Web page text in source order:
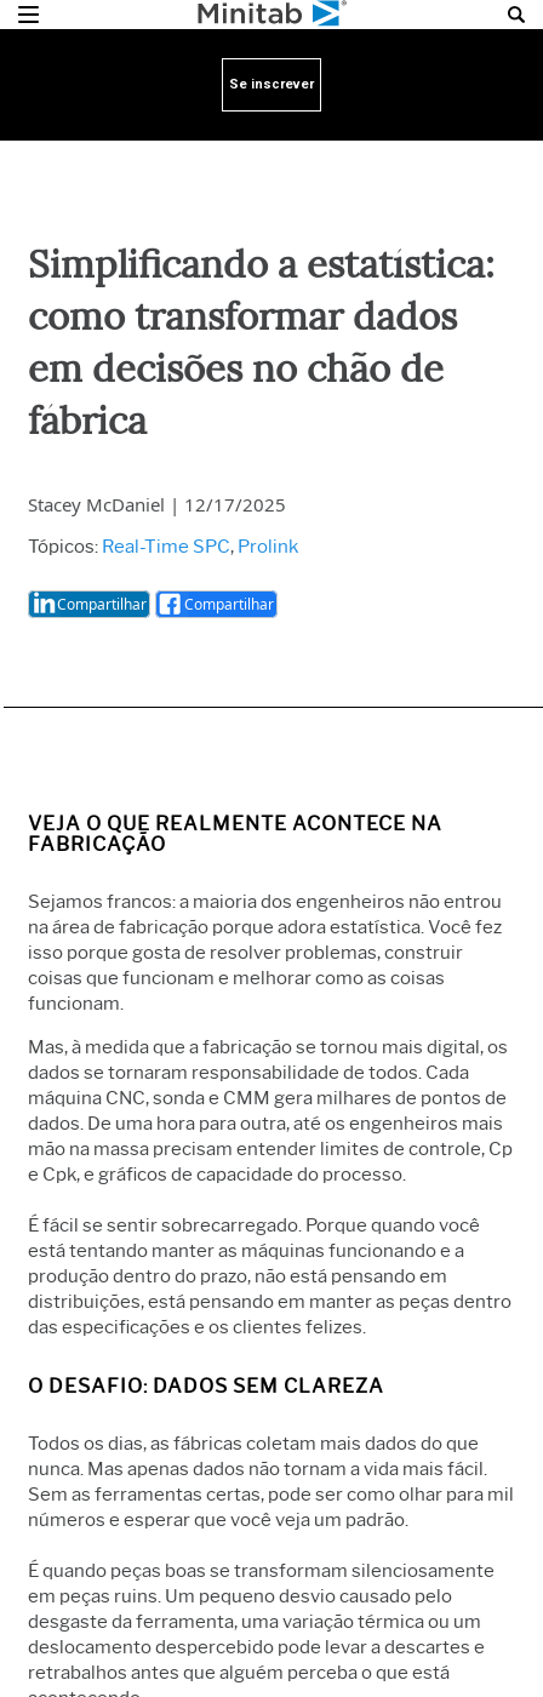
Se inscrever
Simplificando a estatística:
como transformar dados
em decisões no chão de
fábrica
Stacey McDaniel | 12/17/2025
Tópicos: Real-Time SPC, Prolink
Compartilhar Compartilhar
VEJA O QUE REALMENTE ACONTECE NA
FABRICAÇÃO
Sejamos francos: a maioria dos engenheiros não entrou
na área de fabricação porque adora estatística. Você fez
isso porque gosta de resolver problemas, construir
coisas que funcionam e melhorar como as coisas
funcionam.
Mas, à medida que a fabricação se tornou mais digital, os
dados se tornaram responsabilidade de todos. Cada
máquina CNC, sonda e CMM gera milhares de pontos de
dados. De uma hora para outra, até os engenheiros mais
mão na massa precisam entender limites de controle, Cp
e Cpk, e gráficos de capacidade do processo.
É fácil se sentir sobrecarregado. Porque quando você
está tentando manter as máquinas funcionando e a
produção dentro do prazo, não está pensando em
distribuições, está pensando em manter as peças dentro
das especificações e os clientes felizes.
O DESAFIO: DADOS SEM CLAREZA
Todos os dias, as fábricas coletam mais dados do que
nunca. Mas apenas dados não tornam a vida mais fácil.
Sem as ferramentas certas, pode ser como olhar para mil
números e esperar que você veja um padrão.
É quando peças boas se transformam silenciosamente
em peças ruins. Um pequeno desvio causado pelo
desgaste da ferramenta, uma variação térmica ou um
deslocamento despercebido pode levar a descartes e
retrabalhos antes que alguém perceba o que está